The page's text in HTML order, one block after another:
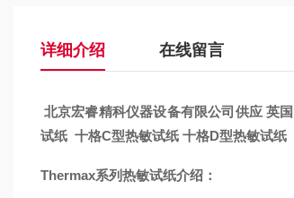
详细介绍 在线留言
北京宏睿精科仪器设备有限公司 供应 英
试纸 十格C型热敏试纸 十格D型热敏试纸
Thermax系列热敏试纸介绍：